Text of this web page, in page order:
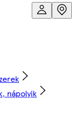
nápolyik